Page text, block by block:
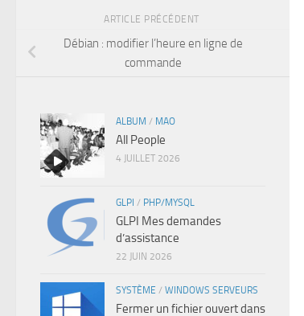
ARTICLE PRÉCÉDENT
Débian : modifier l’heure en ligne de
commande
ALBUM / MAO
All People
4 JUILLET 2026
GLPI / PHP/MYSQL
GLPI Mes demandes
d’assistance
22 JUIN 2026
SYSTÈME / WINDOWS SERVEURS
Fermer un fichier ouvert dans